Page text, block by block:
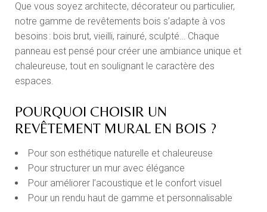
Que vous soyez architecte, décorateur ou particulier,
notre gamme de revêtements bois s’adapte à vos
besoins : bois brut, vieilli, rainuré, sculpté… Chaque
panneau est pensé pour créer une ambiance unique et
chaleureuse, tout en soulignant le caractère des
espaces.
POURQUOI CHOISIR UN
REVÊTEMENT MURAL EN BOIS ?
Pour son esthétique naturelle et chaleureuse
Pour structurer un mur avec élégance
Pour améliorer l’acoustique et le confort visuel
Pour un rendu haut de gamme et personnalisable